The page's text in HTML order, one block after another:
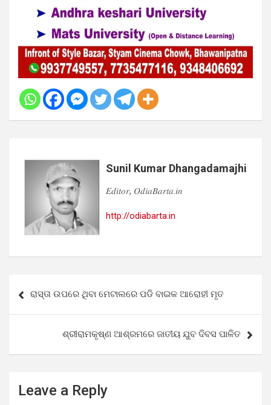
Sunil Kumar Dhangadamajhi
𝐸𝑑𝑖𝑡𝑜𝑟, 𝑂𝑑𝑖𝑎𝐵𝑎𝑟𝑡𝑎.𝑖𝑛
http://odiabarta.in
navigation
ରାସ୍ତା ଉପରେ ଥିବା ମେଟାଲରେ ପଡି ବାଇକ ଆରୋହୀ ମୃତ
ଶ୍ରୀରାମକୃଷ୍ଣ ଆଶ୍ରମରେ ଜାତୀୟ ଯୁବ ଦିବସ ପାଳିତ
Leave a Reply